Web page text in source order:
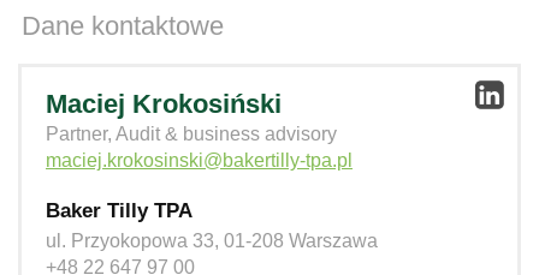
Dane kontaktowe
Maciej Krokosiński
Partner, Audit & business advisory
maciej.krokosinski@bakertilly-tpa.pl
Baker Tilly TPA
ul. Przyokopowa 33, 01-208 Warszawa
+48 22 647 97 00